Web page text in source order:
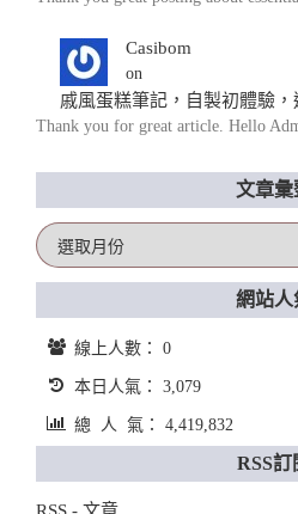
Casibom
on
戚風蛋糕筆記，自製初體驗，
Thank you for great article. Hello
文章彙
文
章
彙
網站人
線上人數： 0
本日人氣： 3,079
總 人 氣： 4,419,832
RSS訂
RSS - 文章